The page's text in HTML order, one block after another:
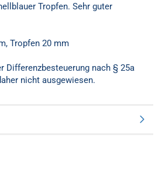
Tropfen. Sehr guter
Tropfen 20 mm
Differenzbesteuerung nach § 25a
nicht ausgewiesen.